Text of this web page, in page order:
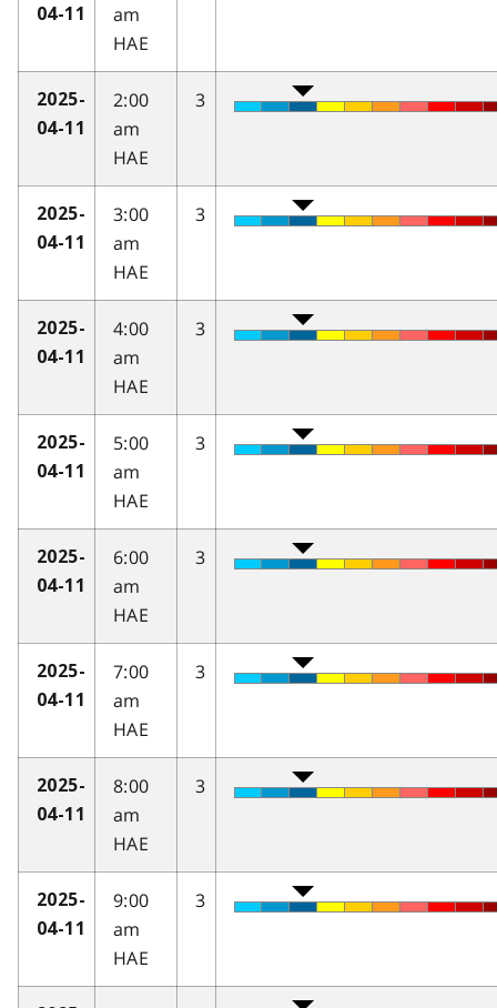
04-11
am
HAE
2025-
04-11
2:00
am
HAE
3
2025-
04-11
3:00
am
HAE
3
2025-
04-11
4:00
am
HAE
3
2025-
04-11
5:00
am
HAE
3
2025-
04-11
6:00
am
HAE
3
2025-
04-11
7:00
am
HAE
3
2025-
04-11
8:00
am
HAE
3
2025-
04-11
9:00
am
HAE
3